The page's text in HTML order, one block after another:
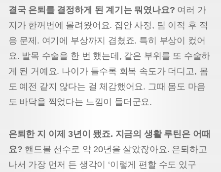
결국 은퇴를 결정하게 된 계기는 뭐였나요? 여러 가
지가 한꺼번에 몰려왔어요. 집안 사정, 팀 이적 후 적
응 문제. 여기에 부상까지 겹쳤죠. 특히 부상이 컸어
요. 발목 수술을 한 번 했는데, 같은 부위를 또 수술하
게 된 거예요. 나이가 들수록 회복 속도가 더디고, 몸
도 예전 같지 않다는 걸 체감했어요. 그때 몸도 마음
도 바닥을 찍었다는 느낌이 들더군요.
은퇴한 지 이제 3년이 됐죠. 지금의 생활 루틴은 어때
요? 핸드볼 선수로 약 20년을 살았잖아요. 은퇴하고
나서 가장 먼저 든 생각이 ‘이렇게 편할 수도 있구